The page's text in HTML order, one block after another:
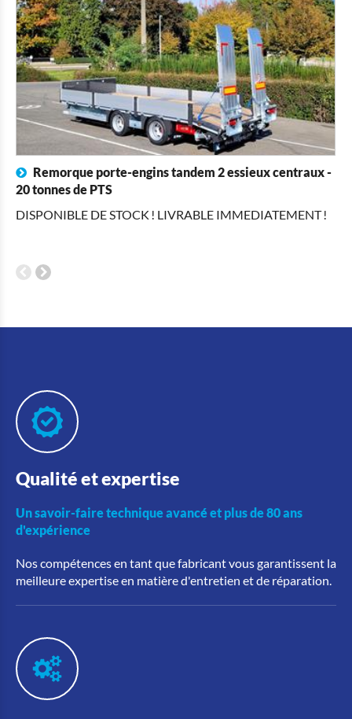
Remorque porte-engins tandem 2 essieux centraux -
20 tonnes de PTS
DISPONIBLE DE STOCK ! LIVRABLE IMMEDIATEMENT !
Qualité et expertise
Un savoir-faire technique avancé et plus de 80 ans
d'expérience
Nos compétences en tant que fabricant vous garantissent la
meilleure expertise en matière d'entretien et de réparation.